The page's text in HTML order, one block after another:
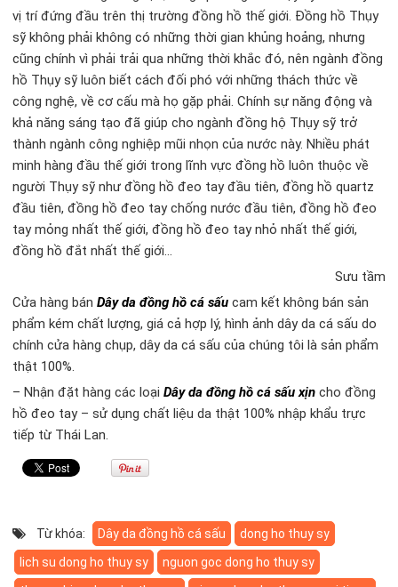
vị trí đứng đầu trên thị trường đồng hồ thế giới. Đồng hồ Thụy
sỹ không phải không có những thời gian khủng hoảng, nhưng
cũng chính vì phải trải qua những thời khắc đó, nên ngành đồng
hồ Thụy sỹ luôn biết cách đối phó với những thách thức về
công nghệ, về cơ cấu mà họ gặp phải. Chính sự năng động và
khả năng sáng tạo đã giúp cho ngành đồng hộ Thụy sỹ trở
thành ngành công nghiệp mũi nhọn của nước này. Nhiều phát
minh hàng đầu thế giới trong lĩnh vực đồng hồ luôn thuộc về
người Thụy sỹ như đồng hồ đeo tay đầu tiên, đồng hồ quartz
đầu tiên, đồng hồ đeo tay chống nước đầu tiên, đồng hồ đeo
tay mỏng nhất thế giới, đồng hồ đeo tay nhỏ nhất thế giới,
đồng hồ đắt nhất thế giới…
Sưu tầm
Cửa hàng bánDây da đồng hồ cá sấu cam kết không bán sản
phẩm kém chất lượng, giá cả hợp lý, hình ảnh dây da cá sấu do
chính cửa hàng chụp, dây da cá sấu của chúng tôi là sản phẩm
thật 100%.
– Nhận đặt hàng các loạiDây da đồng hồ cá sấu xịncho đồng
hồ đeo tay – sử dụng chất liệu da thật 100% nhập khẩu trực
tiếp từ Thái Lan.
Từ khóa: Dây da đồng hồ cá sấu
dong ho thuy sy
lich su dong ho thuy sy
nguon goc dong ho thuy sy